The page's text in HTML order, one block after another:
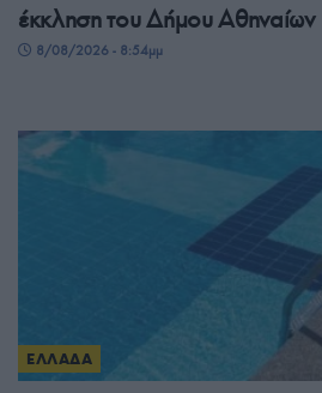
έκκληση του Δήμου Αθηναίων
8/08/2026 - 8:54μμ
ΕΛΛΑΔΑ